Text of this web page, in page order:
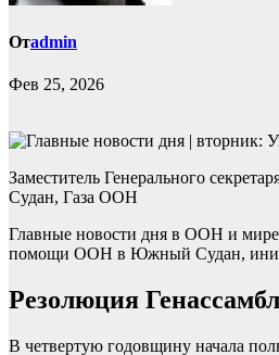
Отadmin
Фев 25, 2026
Заместитель Генерального
Судан, Газа ООН
Главные новости дня в ООН и
помощи ООН в Южный Судан,
Резолюция
В четвертую годовщину начала